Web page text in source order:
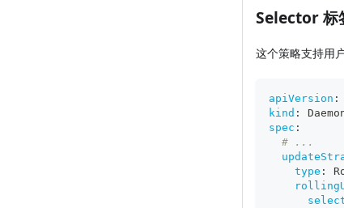
Selector 标
这个策略支持用
apiVersion :
kind :
spec :
# ...
type :